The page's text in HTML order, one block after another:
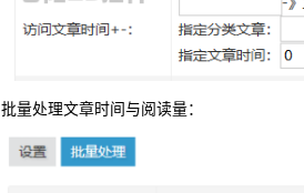
批量处理文章时间与阅读量：